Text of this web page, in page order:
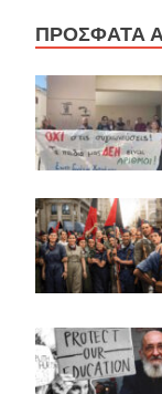
ΠΡΟΣΦΑΤΑ